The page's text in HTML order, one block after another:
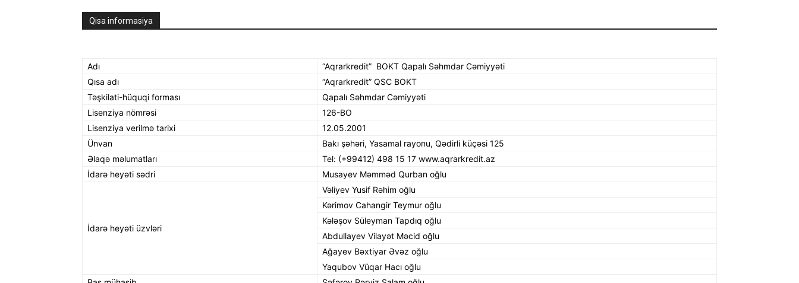
Qisa informasiya
Adı
“Aqrarkredit” BOKT Qapalı Səhmdar Cəmiyyəti
Qısa adı
“Aqrarkredit” QSC BOKT
Təşkilati-hüquqi forması
Qapalı Səhmdar Cəmiyyəti
Lisenziya nömrəsi
126-BO
Lisenziya verilmə tarixi
12.05.2001
Ünvan
Bakı şəhəri, Yasamal rayonu, Qədirli küçəsi 125
Əlaqə məlumatları
Tel: (+99412) 498 15 17 www.aqrarkredit.az
İdarə heyəti sədri
Musayev Məmməd Qurban oğlu
İdarə heyəti üzvləri
Vəliyev Yusif Rəhim oğlu
Kərimov Cahangir Teymur oğlu
Kələşov Süleyman Tapdıq oğlu
Abdullayev Vilayət Məcid oğlu
Ağayev Bəxtiyar Əvəz oğlu
Yaqubov Vüqar Hacı oğlu